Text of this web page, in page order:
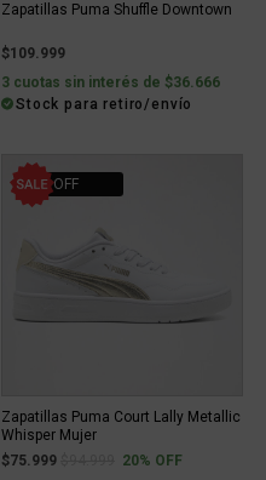
Zapatillas Puma Shuffle Downtown
$109.999
3 cuotas sin interés de $36.666
Stock para retiro/envío
20% OFF
Zapatillas Puma Court Lally Metallic
Whisper Mujer
$75.999
Price reduced from
to20% OFF